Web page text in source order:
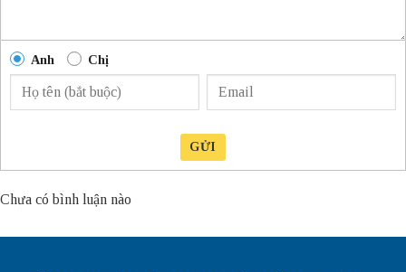
Anh Chị
GỬI
Chưa có bình luận nào